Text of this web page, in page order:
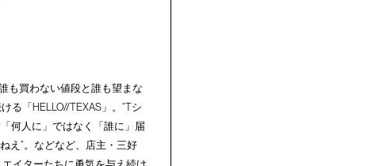
も買わない値段と誰も望まな
る「HELLO//TEXAS」。“Tシ
何人に」ではなく「誰に」届
え”。などなど、店主・三好